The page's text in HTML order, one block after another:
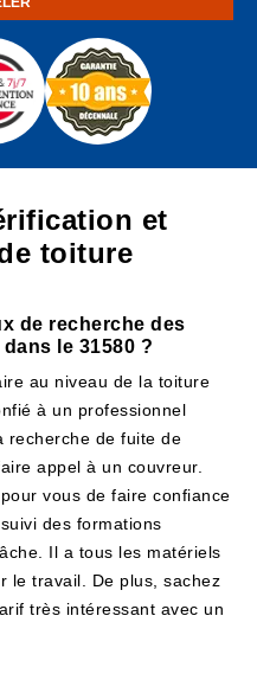
et
toiture
de recherche des
le 31580 ?
au niveau de la toiture
à un professionnel
recherche de fuite de
appel à un couvreur.
vous de faire confiance
des formations
Il a tous les matériels
le travail. De plus, sachez
très intéressant avec un